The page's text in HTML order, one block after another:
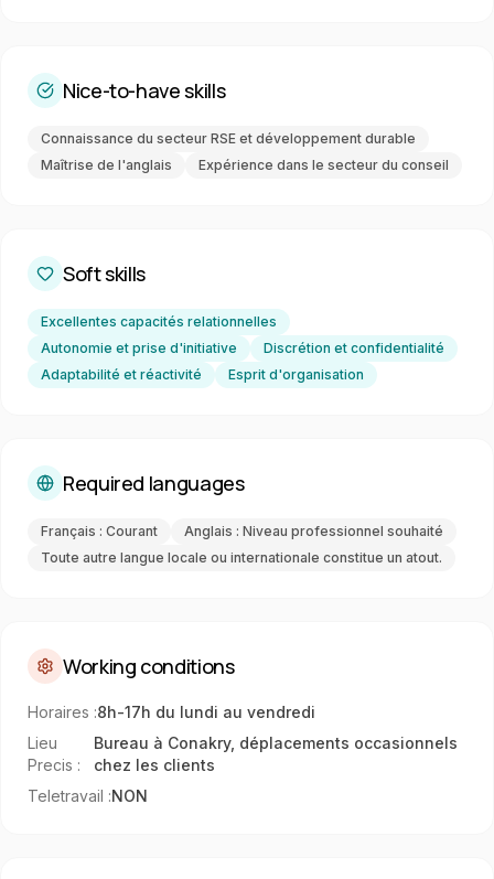
Nice-to-have skills
Connaissance du secteur RSE et développement durable
Maîtrise de l'anglais
Expérience dans le secteur du conseil
Soft skills
Excellentes capacités relationnelles
Autonomie et prise d'initiative
Discrétion et confidentialité
Adaptabilité et réactivité
Esprit d'organisation
Required languages
Français : Courant
Anglais : Niveau professionnel souhaité
Toute autre langue locale ou internationale constitue un atout.
Working conditions
Horaires :8h-17h du lundi au vendredi
Lieu
Precis :
Bureau à Conakry, déplacements occasionnels
chez les clients
Teletravail :NON